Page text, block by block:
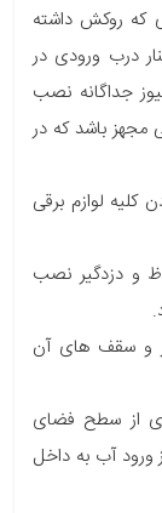
که روکش داشته
درب ورودی در
جداگانه نصب
مجهز باشد که در
کلیه لوازم برقی
و دزدگیر نصب
و سقف های آن
از سطح فضای
ورود آب به داخل